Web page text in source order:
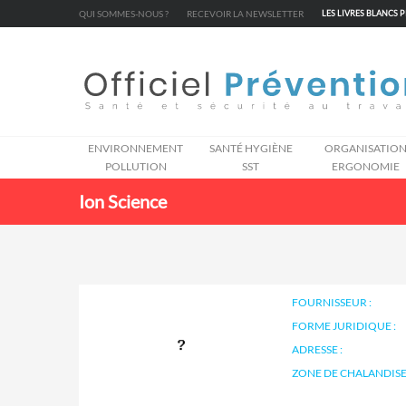
QUI SOMMES-NOUS ? RECEVOIR LA NEWSLETTER LES LIVRES BLANCS
ENVIRONNEMENT
POLLUTION
SANTÉ HYGIÈNE
SST
ORGANISATION
ERGONOMIE
Ion Science
FOURNISSEUR :
FORME JURIDIQUE :
ADRESSE :
ZONE DE
Cookies management panel